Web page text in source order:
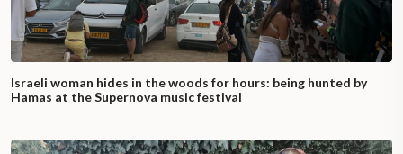
Israeli woman hides in the woods for hours: being hunted by
Hamas at the Supernova music festival